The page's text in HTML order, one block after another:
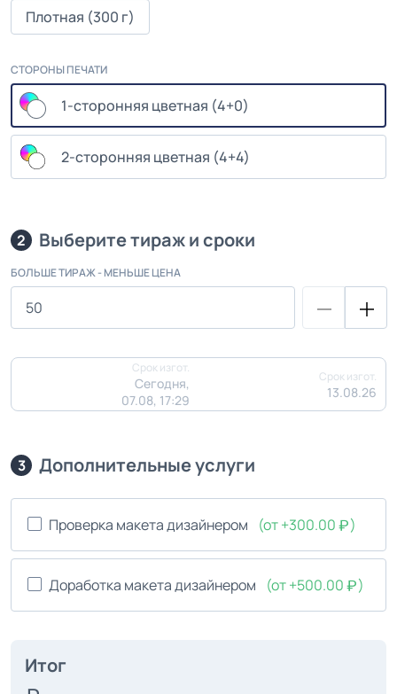
Плотная (300 г)
СТОРОНЫ ПЕЧАТИ
1-сторонняя цветная (4+0)
2-сторонняя цветная (4+4)
2 Выберите тираж и сроки
БОЛЬШЕ ТИРАЖ - МЕНЬШЕ ЦЕНА
Срок изгот.
Сегодня,
07.08, 17:29
Срок изгот.
13.08.26
3 Дополнительные услуги
Проверка макета дизайнером (от +300.00 )
Доработка макета дизайнером (от +500.00 )
Итог